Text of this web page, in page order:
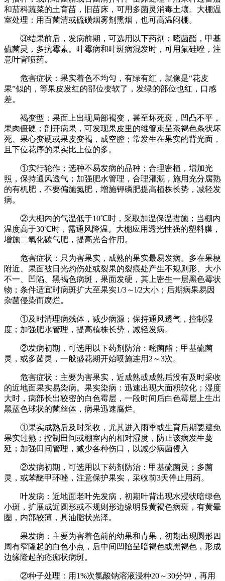
和茄科蔬菜的土育苗，旧苗床，可用多菌灵消毒土壤。大棚温
室处理：用百菌清或硫磺烟雾剂熏烟，也可高温闷棚。
③结果前后，发病前期，可选用以下药剂：嘧菌酯，甲基
硫菌灵，多抗霉素。叶霉病和叶斑病混发时，可用氟硅唑，注
意叶背喷药。
危害症状：果实着色不均匀，有绿有红，就像是“花皮
果”似的，等果皮发红的部位变软了，发绿的部位也红，口感
差。
褐变型：果面上出现局部褐变，甚至坏死斑，凹凸不平，
果肉僵硬；剖开病果，可发现果皮里的维管束呈茶褐色条状坏
死、果心变硬或果皮变褐，成空腔；常发生在果实的背光面，
且下位花序的果实比上位的多。
①实行轮作；选种不易发病的品种；合理密植，增加光
照，保持通风透气；加强肥水管理，合理灌溉，施用充分腐熟
的有机肥，不要偏施氮肥，增施钾磷肥提高植株长势，减轻发
病。
②大棚内的气温低于10℃时，采取加温保温措施；当棚内
温度高于30℃时，需通风降温。大棚应用透光性强的塑料膜，
增施二氧化碳气肥，提高光合作用。
危害症状：只为害果实，成熟的果实最易发病。多在果梗
附近、果面被日光灼伤处或裂果的裂痕处产生不规则形、大小
不一、凹陷、黑褐色病斑，果面发硬，其上密生一层黑色霉状
物；条件适宜时病斑扩大至果实1/3～l/2大小；后期病果易因
杂菌侵染而腐烂。
①及时清理病残体，减少病源；保持通风透气，控制湿
度；加强肥水管理，提高植株长势，减轻发病。
②发病初期，可选用以下药剂防治：嘧菌酯；甲基硫菌
灵，或多菌灵，一般盛花期开始喷施连用2～3次。
危害症状：主要为害果实，近成熟或成熟后没有及时采收
的近地面果实易染病。果实染病：迅速出现大面积软化；湿度
大时，病部长出较密的白色霉层，一段时间后白色霉层上生出
黑蓝色球状的菌丝体，病果迅速腐烂。
①果实成熟后及时采收，尤其进入雨季或生育后期要避免
果实过熟；控制田间或棚室内的相对湿度，防止该病发生蔓
延；加强田间管理，减少各种伤口，以减少病菌侵入
②发病初期，可选用以下药剂防治：甲基硫菌灵；多菌
灵，或苯醚甲环唑，注意保护果实，采收前3天停止用药。
叶发病：近地面老叶先发病，初期叶背出现水浸状暗绿色
小斑，扩展成近圆形或不规则形边缘明显黄褐色病斑，有黄晕
圈，内部较薄，具油脂状光泽。
果发病：主要为害着色前的幼果和青果，初期出现圆形四
周有窄隆起的白色小点，后中间凹陷呈暗褐色或黑褐色，形成
边缘隆起的疮痂状病斑。
②种子处理：用1%次氯酸钠溶液浸种20～30分钟，再用